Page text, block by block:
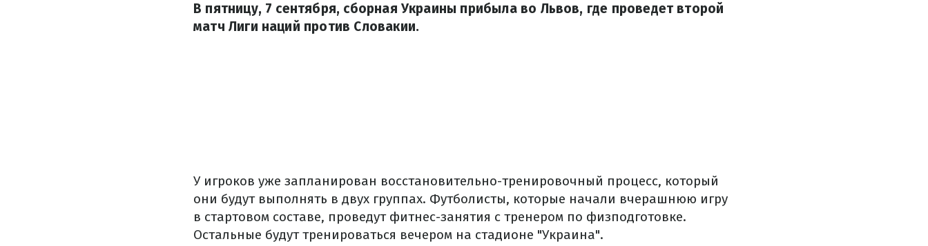
В пятницу, 7 сентября, сборная Украины прибыла во Львов, где проведет второй
матч Лиги наций против Словакии.
У игроков уже запланирован восстановительно-тренировочный процесс, который
они будут выполнять в двух группах. Футболисты, которые начали вчерашнюю игру
в стартовом составе, проведут фитнес-занятия с тренером по физподготовке.
Остальные будут тренироваться вечером на стадионе "Украина".